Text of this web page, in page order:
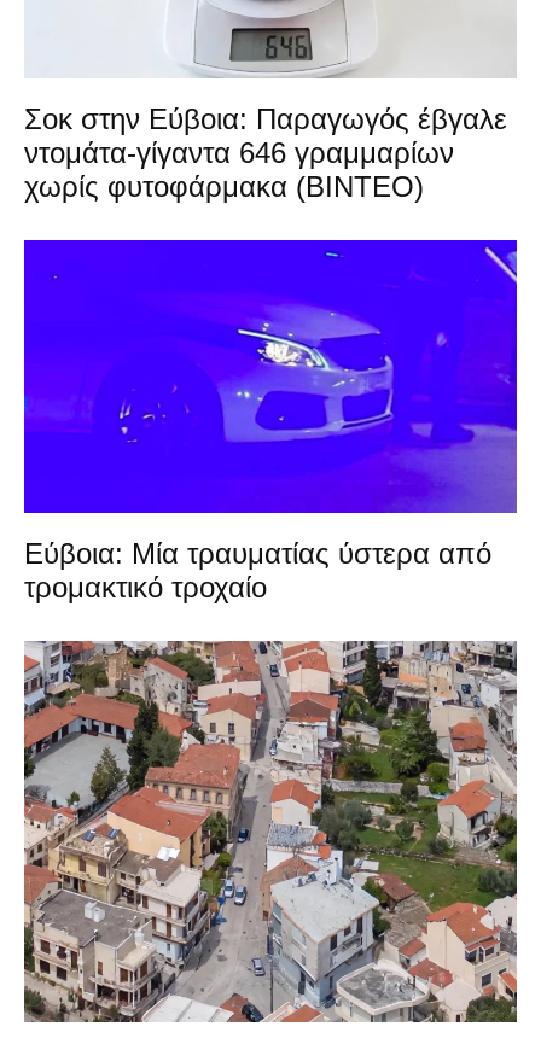
Σοκ στην Εύβοια: Παραγωγός έβγαλε
ντομάτα-γίγαντα 646 γραμμαρίων
χωρίς φυτοφάρμακα (ΒΙΝΤΕΟ)
Εύβοια: Μία τραυματίας ύστερα από
τρομακτικό τροχαίο